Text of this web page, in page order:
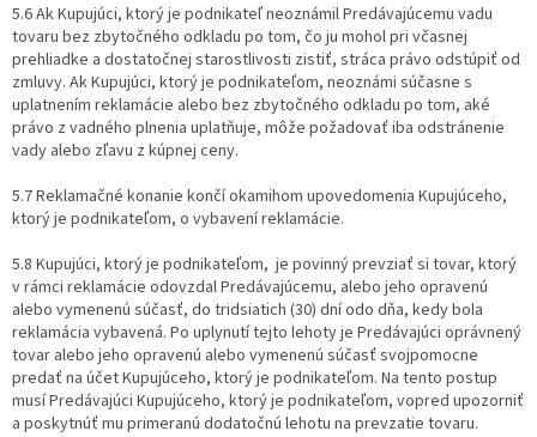
5.6 Ak Kupujúci, ktorý je podnikateľ neoznámil Predávajúcemu vadu
tovaru bez zbytočného odkladu po tom, čo ju mohol pri včasnej
prehliadke a dostatočnej starostlivosti zistiť, stráca právo odstúpiť od
zmluvy. Ak Kupujúci, ktorý je podnikateľom, neoznámi súčasne s
uplatnením reklamácie alebo bez zbytočného odkladu po tom, aké
právo z vadného plnenia uplatňuje, môže požadovať iba odstránenie
vady alebo zľavu z kúpnej ceny.
5.7 Reklamačné konanie končí okamihom upovedomenia Kupujúceho,
ktorý je podnikateľom, o vybavení reklamácie.
5.8 Kupujúci, ktorý je podnikateľom, je povinný prevziať si tovar, ktorý
v rámci reklamácie odovzdal Predávajúcemu, alebo jeho opravenú
alebo vymenenú súčasť, do tridsiatich (30) dní odo dňa, kedy bola
reklamácia vybavená. Po uplynutí tejto lehoty je Predávajúci oprávnený
tovar alebo jeho opravenú alebo vymenenú súčasť svojpomocne
predať na účet Kupujúceho, ktorý je podnikateľom. Na tento postup
musí Predávajúci Kupujúceho, ktorý je podnikateľom, vopred upozorniť
a poskytnúť mu primeranú dodatočnú lehotu na prevzatie tovaru.